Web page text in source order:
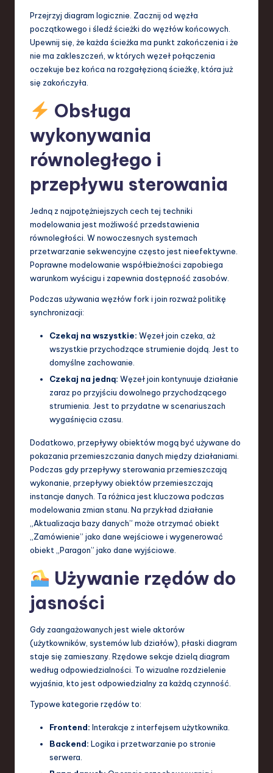
Przejrzyj diagram logicznie. Zacznij od węzła
początkowego i śledź ścieżki do węzłów końcowych.
Upewnij się, że każda ścieżka ma punkt zakończenia i że
nie ma zakleszczeń, w których węzeł połączenia
oczekuje bez końca na rozgałęzioną ścieżkę, która już
się zakończyła.
Obsługa
wykonywania
równoległego i
przepływu sterowania
Jedną z najpotężniejszych cech tej techniki
modelowania jest możliwość przedstawienia
równoległości. W nowoczesnych systemach
przetwarzanie sekwencyjne często jest nieefektywne.
Poprawne modelowanie współbieżności zapobiega
warunkom wyścigu i zapewnia dostępność zasobów.
Podczas używania węzłów fork i join rozważ politikę
synchronizacji:
Czekaj na wszystkie: Węzeł join czeka, aż
wszystkie przychodzące strumienie dojdą. Jest to
domyślne zachowanie.
Czekaj na jedną: Węzeł join kontynuuje działanie
zaraz po przyjściu dowolnego przychodzącego
strumienia. Jest to przydatne w scenariuszach
wygaśnięcia czasu.
Dodatkowo, przepływy obiektów mogą być używane do
pokazania przemieszczania danych między działaniami.
Podczas gdy przepływy sterowania przemieszczają
wykonanie, przepływy obiektów przemieszczają
instancje danych. Ta różnica jest kluczowa podczas
modelowania zmian stanu. Na przykład działanie
„Aktualizacja bazy danych” może otrzymać obiekt
„Zamówienie” jako dane wejściowe i wygenerować
obiekt „Paragon” jako dane wyjściowe.
Używanie rzędów do
jasności
Gdy zaangażowanych jest wiele aktorów
(użytkowników, systemów lub działów), płaski diagram
staje się zamieszany. Rzędowe sekcje dzielą diagram
według odpowiedzialności. To wizualne rozdzielenie
wyjaśnia, kto jest odpowiedzialny za każdą czynność.
Typowe kategorie rzędów to:
Frontend: Interakcje z interfejsem użytkownika.
Backend: Logika i przetwarzanie po stronie
serwera.